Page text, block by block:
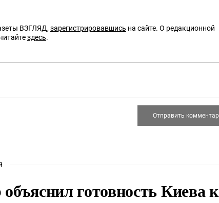
ВЗГЛЯД, зарегистрировавшись на сайте. О редакционной
здесь.
готовность Киева к